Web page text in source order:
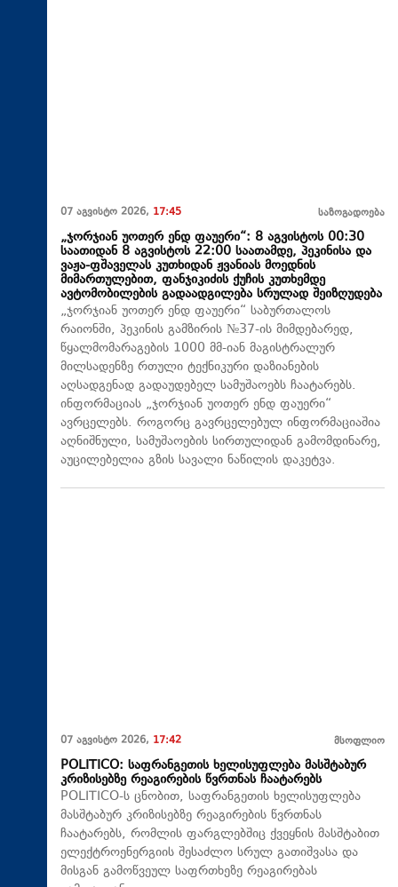
07 აგვისტო 2026, 17:45 საზოგადოება
„ჯორჯიან უოთერ ენდ ფაუერი“: 8 აგვისტოს 00:30
საათიდან 8 აგვისტოს 22:00 საათამდე, პეკინისა და
ვაჟა-ფშაველას კუთხიდან ჟვანიას მოედნის
მიმართულებით, ფანჯიკიძის ქუჩის კუთხემდე
ავტომობილების გადაადგილება სრულად შეიზღუდება
„ჯორჯიან უოთერ ენდ ფაუერი“ საბურთალოს
რაიონში, პეკინის გამზირის №37-ის მიმდებარედ,
წყალმომარაგების 1000 მმ-იან მაგისტრალურ
მილსადენზე რთული ტექნიკური დაზიანების
აღსადგენად გადაუდებელ სამუშაოებს ჩაატარებს.
ინფორმაციას „ჯორჯიან უოთერ ენდ ფაუერი“
ავრცელებს. როგორც გავრცელებულ ინფორმაციაშია
აღნიშნული, სამუშაოების სირთულიდან გამომდინარე,
აუცილებელია გზის სავალი ნაწილის დაკეტვა.
07 აგვისტო 2026, 17:42 მსოფლიო
POLITICO: საფრანგეთის ხელისუფლება მასშტაბურ
კრიზისებზე რეაგირების წვრთნას ჩაატარებს
POLITICO-ს ცნობით, საფრანგეთის ხელისუფლება
მასშტაბურ კრიზისებზე რეაგირების წვრთნას
ჩაატარებს, რომლის ფარგლებშიც ქვეყნის მასშტაბით
ელექტროენერგიის შესაძლო სრულ გათიშვასა და
მისგან გამოწვეულ საფრთხეზე რეაგირებას